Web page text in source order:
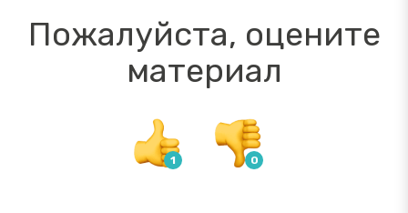
Пожалуйста, оцените
материал